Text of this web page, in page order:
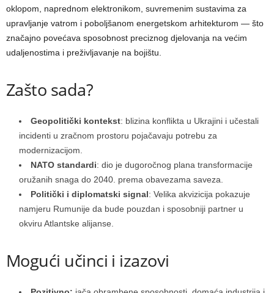
oklopom, naprednom elektronikom, suvremenim sustavima za
upravljanje vatrom i poboljšanom energetskom arhitekturom — što
značajno povećava sposobnost preciznog djelovanja na većim
udaljenostima i preživljavanje na bojištu.
Zašto sada?
Geopolitički kontekst: blizina konflikta u Ukrajini i učestali
incidenti u zračnom prostoru pojačavaju potrebu za
modernizacijom.
NATO standardi: dio je dugoročnog plana transformacije
oružanih snaga do 2040. prema obavezama saveza.
Politički i diplomatski signal: Velika akvizicija pokazuje
namjeru Rumunije da bude pouzdan i sposobniji partner u
okviru Atlantske alijanse.
Mogući učinci i izazovi